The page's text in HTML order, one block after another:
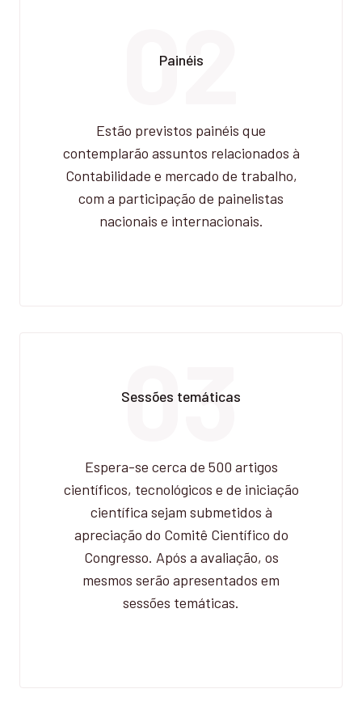
02
Painéis
Estão previstos painéis que
contemplarão assuntos relacionados à
Contabilidade e mercado de trabalho,
com a participação de painelistas
nacionais e internacionais.
03
Sessões temáticas
Espera-se cerca de 500 artigos
científicos, tecnológicos e de iniciação
científica sejam submetidos à
apreciação do Comitê Científico do
Congresso. Após a avaliação, os
mesmos serão apresentados em
sessões temáticas.